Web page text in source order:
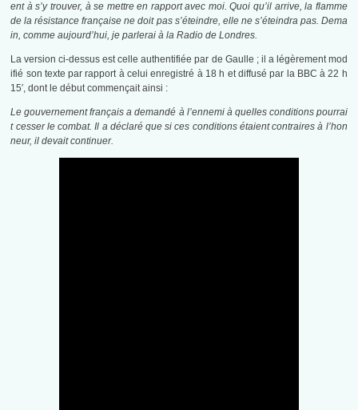
ent à s’y trouver, à se mettre en rapport avec moi. Quoi qu’il arrive, la flamme
de la résistance française ne doit pas s’éteindre, elle ne s’éteindra pas. Dema
in, comme aujourd’hui, je parlerai à la Radio de Londres.
La version ci-dessus est celle authentifiée par de Gaulle ; il a légèrement mod
ifié son texte par rapport à celui enregistré à 18 h et diffusé par la BBC à 22 h
15′, dont le début commençait ainsi :
Le gouvernement français a demandé à l’ennemi à quelles conditions pourrai
t cesser le combat. Il a déclaré que si ces conditions étaient contraires à l’hon
neur, il devait continuer.